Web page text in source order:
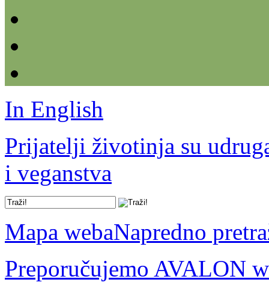
In English
Prijatelji životinja su
i veganstva
Mapa webaNapredno
Preporučujemo AVALON